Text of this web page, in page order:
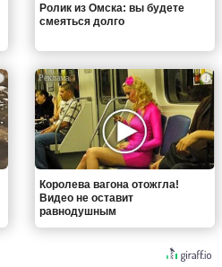
Ролик из Омска: вы будете
смеяться долго
i
Королева вагона отожгла!
Видео не оставит
равнодушным